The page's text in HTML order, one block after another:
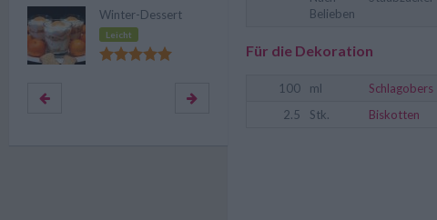
Belieben
Für die Dekoration
100 ml
Schlagobers
2.5
Stk. Biskotten
Winter-Dessert
Leicht